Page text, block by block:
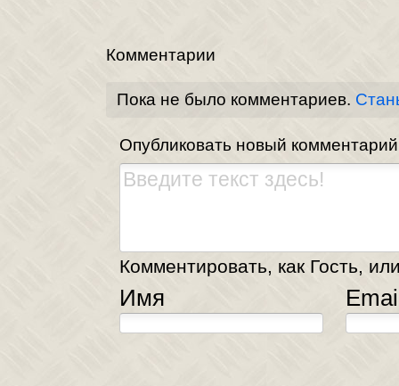
Комментарии
Пока не было комментариев.
Опубликовать новый комментарий
Комментировать, как Гость,
Имя